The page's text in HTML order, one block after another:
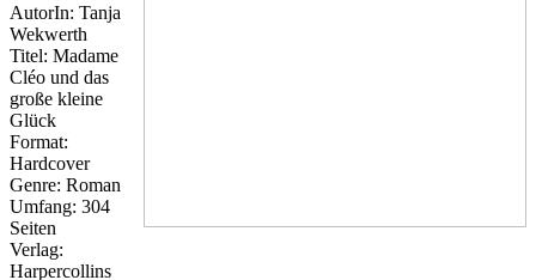
AutorIn: Tanja
Wekwerth
Titel: Madame
Cléo und das
große kleine
Glück
Format:
Hardcover
Genre: Roman
Umfang: 304
Seiten
Verlag:
Harpercollins